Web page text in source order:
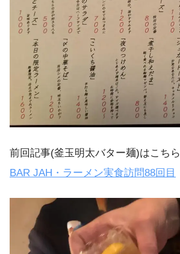
前回記事(釜玉明太バター麺)はこちら
BAR JAH・ラーメン実食訪問88回目